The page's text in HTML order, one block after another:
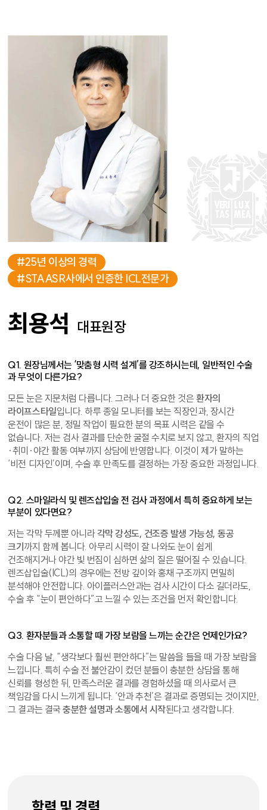
#25년 이상의 경력
#STAASR사에서 인증한 ICL전문가
최용석 대표원장
Q1. 원장님께서는 ‘맞춤형 시력 설계’를 강조하시는데, 일반적인 수술
과 무엇이 다른가요?
모든 눈은 지문처럼 다릅니다. 그러나 더 중요한 것은환자의
라이프스타일입니다. 하루 종일 모니터를 보는 직장인과, 장시간
운전이 많은 분, 정밀 작업이 필요한 분의 목표 시력은 같을 수
없습니다. 저는 검사 결과를 단순한 굴절 수치로 보지 않고, 환자의 직업
·취미·야간 활동 여부까지 상담에 반영합니다. 이것이 제가 말하는
‘비전 디자인’이며, 수술 후 만족도를 결정하는 가장 중요한 과정입니다.
Q2. 스마일라식 및 렌즈삽입술 전 검사 과정에서 특히 중요하게 보는
부분이 있다면요?
저는 각막 두께뿐 아니라각막 강성도, 건조증 발생 가능성, 동공
크기까지 함께 봅니다. 아무리 시력이 잘 나와도 눈이 쉽게
건조해지거나 야간 빛 번짐이 심하면 삶의 질은 떨어질 수 있습니다.
렌즈삽입술(ICL)의 경우에는 전방 깊이와 홍채 구조까지 면밀히
분석해야 안전합니다. 아이플러스안과는 검사 시간이 다소 길더라도,
수술 후 “눈이 편안하다”고 느낄 수 있는 조건을 먼저 확인합니다.
Q3. 환자분들과 소통할 때 가장 보람을 느끼는 순간은 언제인가요?
수술 다음 날, “생각보다 훨씬 편안하다”는 말씀을 들을 때 가장 보람을
느낍니다. 특히 수술 전 불안감이 컸던 분들이 충분한 상담을 통해
신뢰를 형성한 뒤, 만족스러운 결과를 경험하셨을 때 의사로서 큰
책임감을 다시 느끼게 됩니다. ‘안과 추천’은 결과로 증명되는 것이지만,
그 결과는 결국충분한 설명과 소통에서 시작된다고 생각합니다.
학력 및 경력